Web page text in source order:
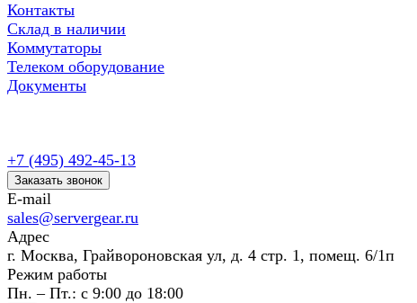
Контакты
Склад в наличии
Коммутаторы
Телеком оборудование
Документы
+7 (495) 492-45-13
Заказать звонок
E-mail
sales@servergear.ru
Адрес
г. Москва, Грайвороновская ул, д. 4 стр. 1, помещ. 6/1п
Режим работы
Пн. – Пт.: с 9:00 до 18:00